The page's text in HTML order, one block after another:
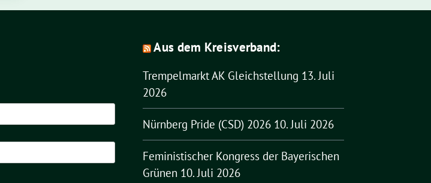
Aus dem Kreisverband:
Trempelmarkt AK Gleichstellung 13. Juli
2026
Nürnberg Pride (CSD) 2026 10. Juli 2026
Feministischer Kongress der Bayerischen
Grünen 10. Juli 2026